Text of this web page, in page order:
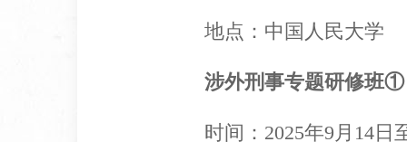
地点：中国人民大学
涉外刑事专题研修班①
时间：2025年9月14日